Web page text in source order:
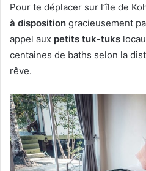
Pour te déplacer sur l’île de
à disposition gracieusement
appel aux petits tuk-tuks
centaines de baths selon la
rêve.